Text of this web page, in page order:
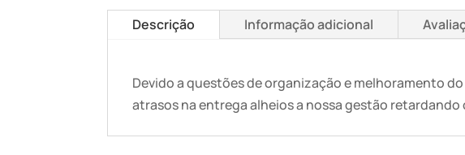
Descrição Informação adicional
Devido a questões de organização e melhoramento
atrasos na entrega alheios a nossa gestão